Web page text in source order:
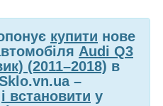
купити нове
Audi Q3
(2011–2018) в
–
і встановити у